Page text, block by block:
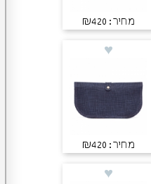
מחיר: ₪420
מחיר: ₪420